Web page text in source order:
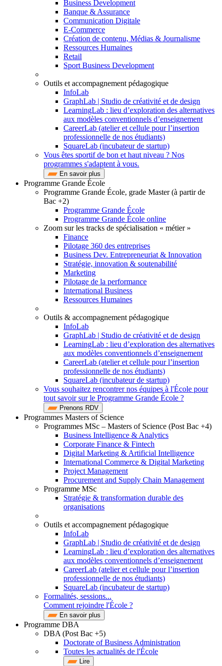
Business Development
Banque & Assurance
Communication Digitale
E-Commerce
Création de contenu, Médias & Journalisme
Ressources Humaines
Retail
Sport Business Development
Outils et accompagnement pédagogique
InfoLab
GraphLab | Studio de créativité et de design
LearningLab : lieu d’exploration des alternatives
aux modèles conventionnels d’enseignement
CareerLab (atelier et cellule pour l’insertion
professionnelle de nos étudiants)
SquareLab (incubateur de startup)
Vous êtes sportif de bon et haut niveau ? Nos
programmes s'adaptent à vous.
En savoir plus
Programme Grande École
Programme Grande École, grade Master (à partir de
Bac +2)
Programme Grande École
Programme Grande École online
Zoom sur les tracks de spécialisation « métier »
Finance
Pilotage 360 des entreprises
Business Dev. Entrepreneuriat & Innovation
Stratégie, innovation & soutenabilité
Marketing
Pilotage de la performance
International Business
Ressources Humaines
Outils & accompagnement pédagogique
InfoLab
GraphLab | Studio de créativité et de design
LearningLab : lieu d’exploration des alternatives
aux modèles conventionnels d’enseignement
CareerLab (atelier et cellule pour l’insertion
professionnelle de nos étudiants)
SquareLab (incubateur de startup)
Vous souhaitez rencontrer nos équipes à l'École pour
tout savoir sur le Programme Grande École ?
Prenons RDV
Programmes Masters of Science
Programmes MSc – Masters of Science (Post Bac +4)
Business Intelligence & Analytics
Corporate Finance & Fintech
Digital Marketing & Artificial Intelligence
International Commerce & Digital Marketing
Project Management
Procurement and Supply Chain Management
Programme MSc
Stratégie & transformation durable des
organisations
Outils et accompagnement pédagogique
InfoLab
GraphLab | Studio de créativité et de design
LearningLab : lieu d’exploration des alternatives
aux modèles conventionnels d’enseignement
CareerLab (atelier et cellule pour l’insertion
professionnelle de nos étudiants)
SquareLab (incubateur de startup)
Formalités, sessions...
Comment rejoindre l'École ?
En savoir plus
Programme DBA
DBA (Post Bac +5)
Doctorate of Business Administration
Toutes les actualités de l'École
Lire